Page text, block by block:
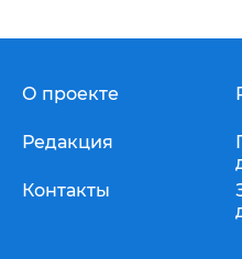
О проекте
Редакция
Контакты